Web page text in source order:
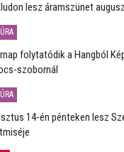
lesz áramszünet
folytatódik a Hangból
szobornál
14-én pénteken lesz